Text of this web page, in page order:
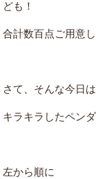
ども！
合計数百点ご用意
さて、そんな今日
キラキラしたペン
左から順に